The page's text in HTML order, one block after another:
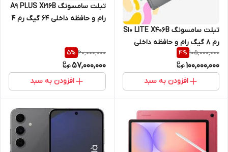
تبلت سامسونگ S10 LITE X406B
رم 8 گیگ رام و حافظه داخلی
256 گیگ با نمایشگر 10.9 اینچ 5G
105,000,000
4%
100,000,000
افزودن به سبد
تبلت سامسونگ A9 PLUS X216B
رام و حافظه داخلی 64 گیگ رم 4
60,000,000
5%
57,000,000
افزودن به سبد